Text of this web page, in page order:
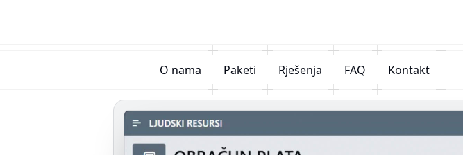
O nama Paketi Rješenja FAQ Kontakt